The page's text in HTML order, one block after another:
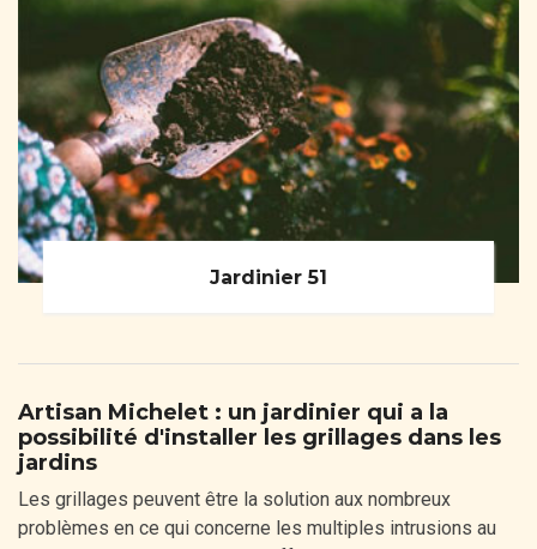
Jardinier 51
Artisan Michelet : un jardinier qui a la
possibilité d'installer les grillages dans les
jardins
Les grillages peuvent être la solution aux nombreux
problèmes en ce qui concerne les multiples intrusions au